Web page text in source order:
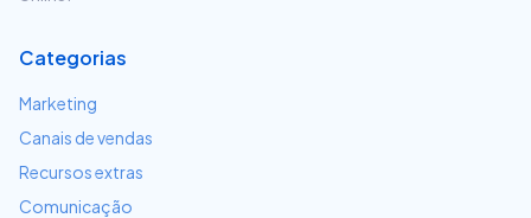
Categorias
Marketing
Canais de vendas
Recursos extras
Comunicação